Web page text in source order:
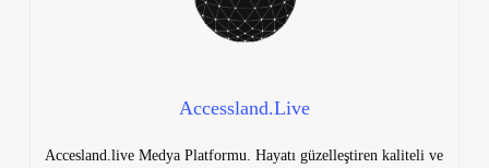
Accessland.Live
Accesland.live Medya Platformu. Hayatı güzelleştiren kaliteli ve